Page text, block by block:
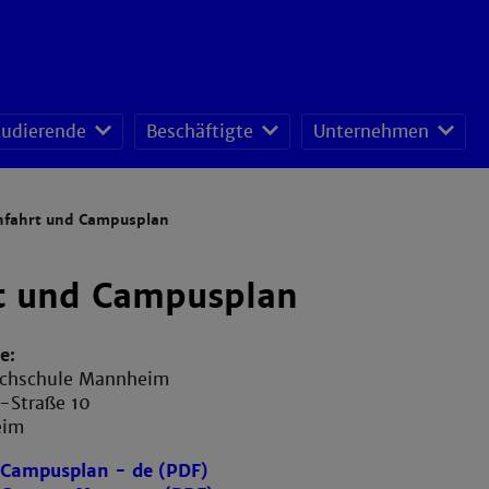
Beschäftigte Unternehmen
und Campusplan
Campusplan
Mannheim
10
- de (PDF)